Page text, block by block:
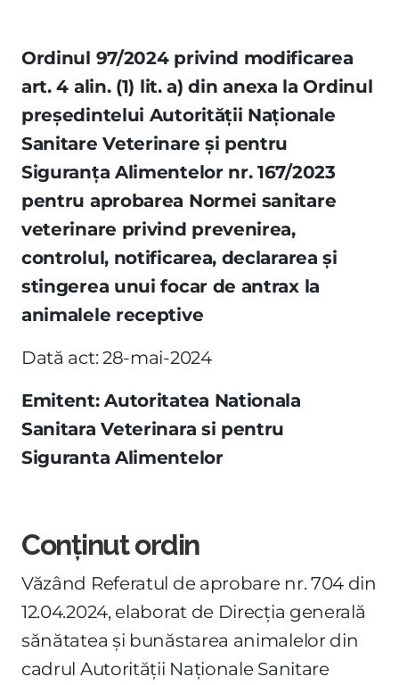
Ordinul 97/2024 privind modificarea
art. 4 alin. (1) lit. a) din anexa la Ordinul
preşedintelui Autorităţii Naţionale
Sanitare Veterinare şi pentru
Siguranţa Alimentelor nr. 167/2023
pentru aprobarea Normei sanitare
veterinare privind prevenirea,
controlul, notificarea, declararea şi
stingerea unui focar de antrax la
animalele receptive
Dată act: 28-mai-2024
Emitent: Autoritatea Nationala
Sanitara Veterinara si pentru
Siguranta Alimentelor
Conținut ordin
Văzând Referatul de aprobare nr. 704 din
12.04.2024, elaborat de Direcţia generală
sănătatea şi bunăstarea animalelor din
cadrul Autorităţii Naţionale Sanitare